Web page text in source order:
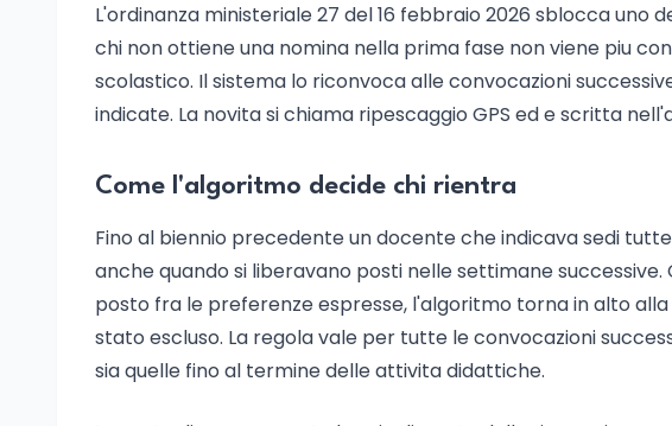
L'ordinanza ministeriale 27 del 16 febbraio 2026 sblocca uno
chi non ottiene una nomina nella prima fase non viene piu
scolastico. Il sistema lo riconvoca alle convocazioni
indicate. La novita si chiama ripescaggio GPS ed e scritta
Come l'algoritmo decide chi rientra
Fino al biennio precedente un docente che indicava sedi
anche quando si liberavano posti nelle settimane
posto fra le preferenze espresse, l'algoritmo torna in alto
stato escluso. La regola vale per tutte le convocazioni
sia quelle fino al termine delle attivita didattiche.